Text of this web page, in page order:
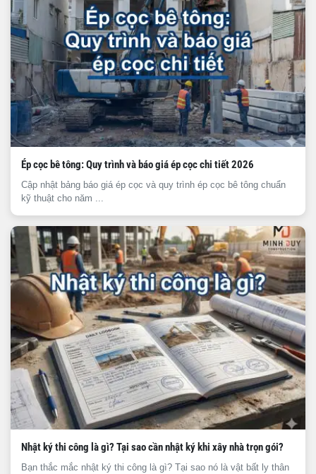
Ép cọc bê tông: Quy trình và báo giá ép cọc chi tiết 2026
Cập nhật bảng báo giá ép cọc và quy trình ép cọc bê tông chuẩn
kỹ thuật cho năm ...
Nhật ký thi công là gì? Tại sao cần nhật ký khi xây nhà trọn gói?
Bạn thắc mắc nhật ký thi công là gì? Tại sao nó là vật bất ly thân